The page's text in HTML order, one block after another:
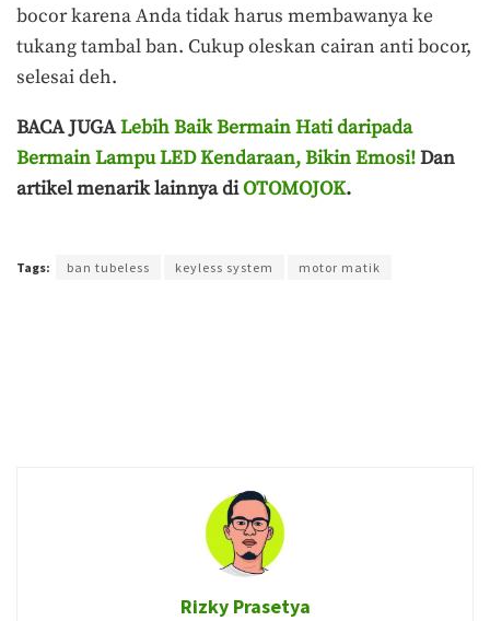
bocor karena Anda tidak harus membawanya ke
tukang tambal ban. Cukup oleskan cairan anti bocor,
selesai deh.
BACA JUGALebih Baik Bermain Hati daripada
Bermain Lampu LED Kendaraan, Bikin Emosi!Dan
artikel menarik lainnya diOTOMOJOK.
Tags: ban tubeless keyless system motor matik
Rizky Prasetya